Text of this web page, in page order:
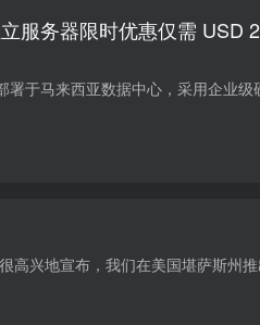
服务器限时优惠仅需 USD